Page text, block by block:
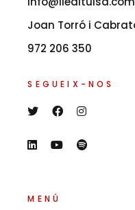
Joan Torró i
972 206 350
SEGUEIX-NOS
MENÚ